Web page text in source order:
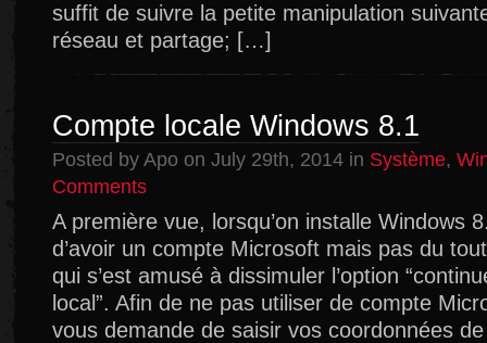
défaut
distante
dans
une
VPN
Windows
suffit de suivre la petite manipulation
réseau et partage; […]
Compte locale Windows 8.1
Posted by Apo on July 29th, 2014 in Système,
Comments
locale
Windows
A première vue, lorsqu’on installe Windows
d’avoir un compte Microsoft mais pas du
qui s’est amusé à dissimuler l’option
local”. Afin de ne pas utiliser de compte
vous demande de saisir vos coordonnées